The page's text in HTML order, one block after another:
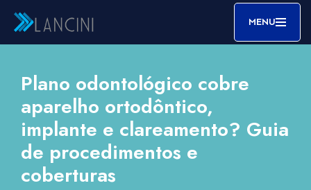
conteúdo
MENU
Plano odontológico cobre
aparelho ortodôntico,
implante e clareamento? Guia
de procedimentos e
coberturas